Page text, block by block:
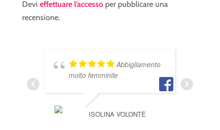
Devi effettuare l’accessoper pubblicare una
recensione.
Abbigliamento
molto femminile
ISOLINA VOLONTÈ